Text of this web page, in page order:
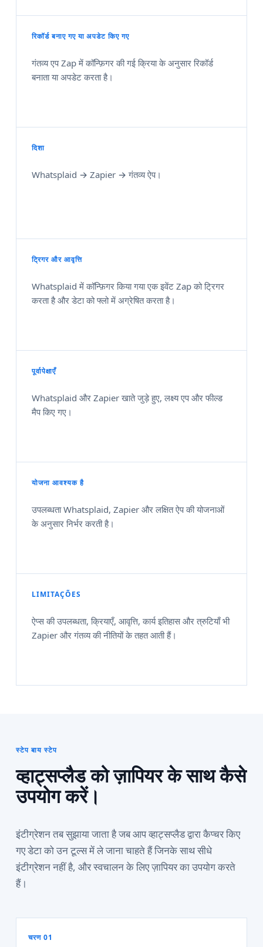
रिकॉर्ड बनाए गए या अपडेट किए गए
गंतव्य एप Zap में कॉन्फ़िगर की गई क्रिया के अनुसार रिकॉर्ड
बनाता या अपडेट करता है।
दिशा
Whatsplaid → Zapier → गंतव्य ऐप।
ट्रिगर और आवृत्ति
Whatsplaid में कॉन्फ़िगर किया गया एक इवेंट Zap को ट्रिगर
करता है और डेटा को फ्लो में अग्रेषित करता है।
पूर्वापेक्षाएँ
Whatsplaid और Zapier खाते जुड़े हुए, लक्ष्‍य एप और फील्ड
मैप किए गए।
योजना आवश्यक है
उपलब्धता Whatsplaid, Zapier और लक्षित ऐप की योजनाओं
के अनुसार निर्भर करती है।
LIMITAÇÕES
ऐप्स की उपलब्धता, क्रियाएँ, आवृत्ति, कार्य इतिहास और त्रुटियाँ भी
Zapier और गंतव्य की नीतियों के तहत आती हैं।
स्टेप बाय स्टेप
व्हाट्सप्लैड को ज़ापियर के साथ कैसे
उपयोग करें।
इंटीग्रेशन तब सुझाया जाता है जब आप व्हाट्सप्लैड द्वारा कैप्चर किए
गए डेटा को उन टूल्स में ले जाना चाहते हैं जिनके साथ सीधे
इंटीग्रेशन नहीं है, और स्वचालन के लिए ज़ापियर का उपयोग करते
हैं।
चरण 01